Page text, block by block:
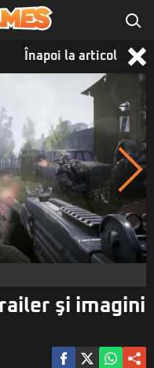
Înapoi la articol
şi imagini